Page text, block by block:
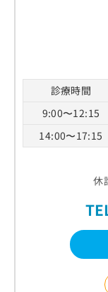
診療時間
9:00〜12:15
14:00〜17:15
休